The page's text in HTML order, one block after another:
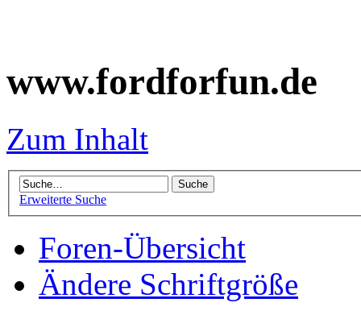
www.fordforfun.de
Zum Inhalt
Erweiterte Suche
Foren-Übersicht
Ändere Schriftgröße